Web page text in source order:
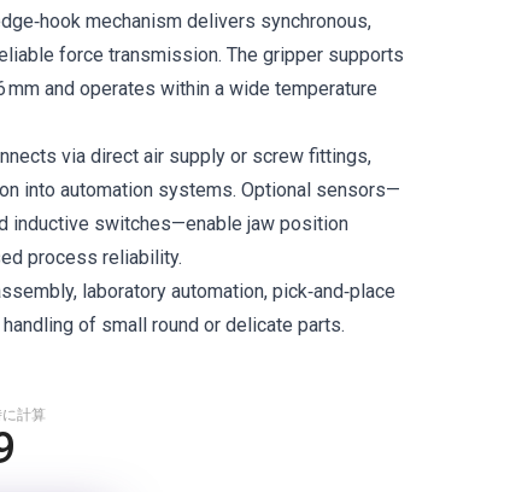
mechanism delivers synchronous,
force transmission. The gripper supports
mm and operates within a wide temperature
via direct air supply or screw fittings,
into automation systems. Optional sensors—
inductive switches—enable jaw position
process reliability.
laboratory automation, pick‑and‑place
of small round or delicate parts.
計算